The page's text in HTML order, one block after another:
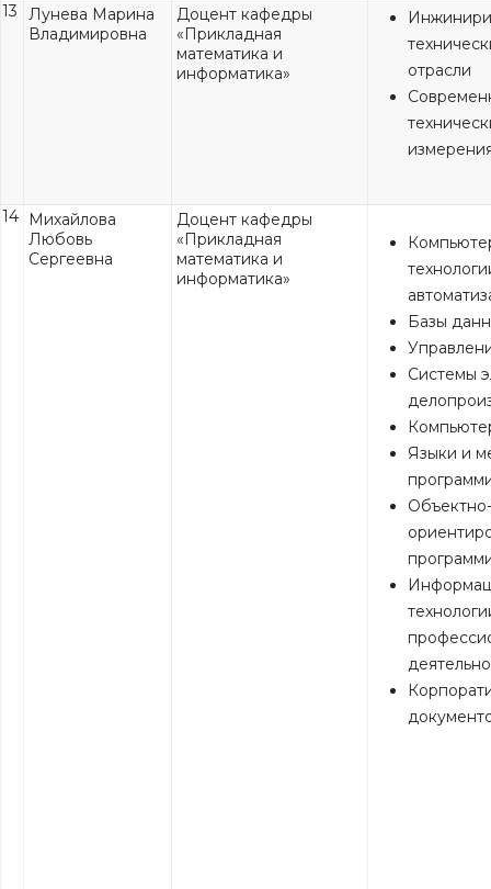
13
Лунева Марина
Владимировна
Доцент кафедры
«Прикладная
математика и
информатика»
отрасли
14
Михайлова
Любовь
Сергеевна
Доцент кафедры
«Прикладная
математика и
информатика»
Базы
Системы
Языки и
Объектно-